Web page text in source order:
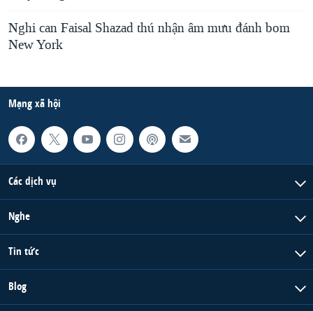
Nghi can Faisal Shazad thú nhận âm mưu đánh bom
New York
Mạng xã hội
Các dịch vụ
Nghe
Tin tức
Blog